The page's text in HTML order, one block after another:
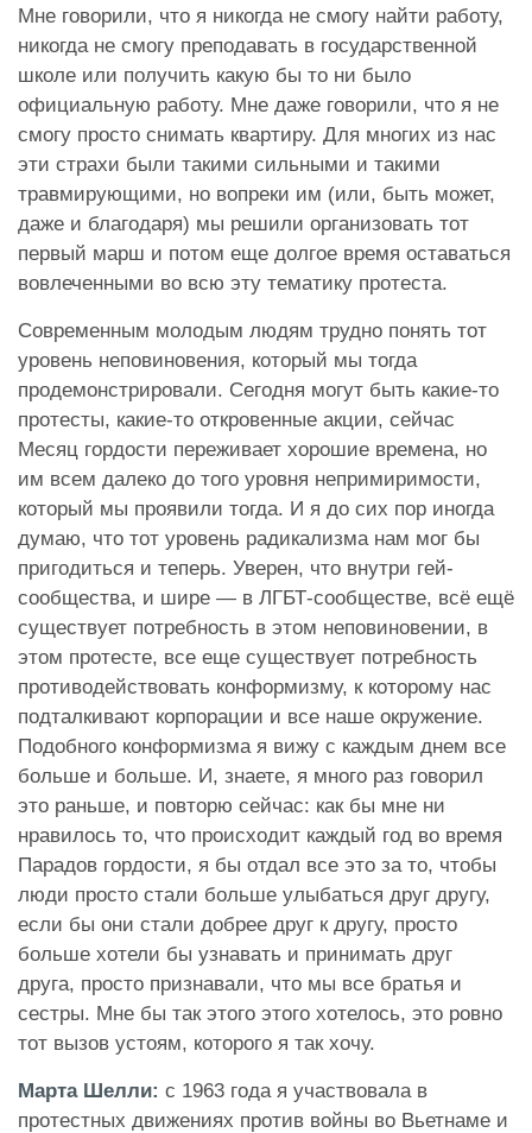
Мне говорили, что я никогда не смогу найти работу,
никогда не смогу преподавать в государственной
школе или получить какую бы то ни было
официальную работу. Мне даже говорили, что я не
смогу просто снимать квартиру. Для многих из нас
эти страхи были такими сильными и такими
травмирующими, но вопреки им (или, быть может,
даже и благодаря) мы решили организовать тот
первый марш и потом еще долгое время оставаться
вовлеченными во всю эту тематику протеста.
Современным молодым людям трудно понять тот
уровень неповиновения, который мы тогда
продемонстрировали. Сегодня могут быть какие-то
протесты, какие-то откровенные акции, сейчас
Месяц гордости переживает хорошие времена, но
им всем далеко до того уровня непримиримости,
который мы проявили тогда. И я до сих пор иногда
думаю, что тот уровень радикализма нам мог бы
пригодиться и теперь. Уверен, что внутри гей-
сообщества, и шире — в ЛГБТ-сообществе, всё ещё
существует потребность в этом неповиновении, в
этом протесте, все еще существует потребность
противодействовать конформизму, к которому нас
подталкивают корпорации и все наше окружение.
Подобного конформизма я вижу с каждым днем все
больше и больше. И, знаете, я много раз говорил
это раньше, и повторю сейчас: как бы мне ни
нравилось то, что происходит каждый год во время
Парадов гордости, я бы отдал все это за то, чтобы
люди просто стали больше улыбаться друг другу,
если бы они стали добрее друг к другу, просто
больше хотели бы узнавать и принимать друг
друга, просто признавали, что мы все братья и
сестры. Мне бы так этого этого хотелось, это ровно
тот вызов устоям, которого я так хочу.
Марта Шелли: с 1963 года я участвовала в
протестных движениях против войны во Вьетнаме и